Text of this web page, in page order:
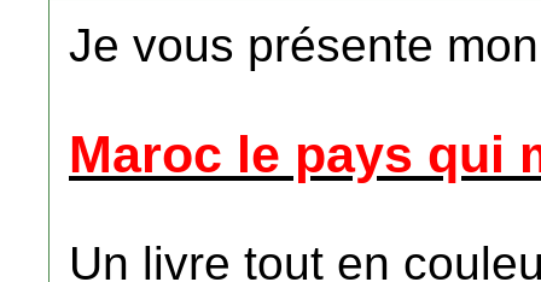
Je vous présente
Maroc le pays qui
Un livre tout en